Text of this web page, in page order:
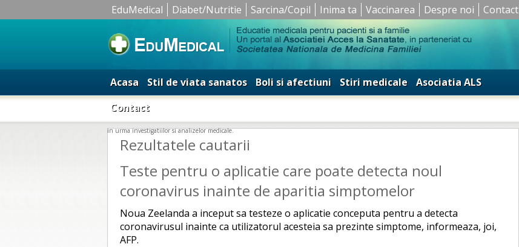
EduMedical Diabet/Nutritie Sarcina/Copil Inima ta Vaccinarea Despre noi Contact
Acasa Stil de viata sanatos Boli si afectiuni Stiri medicale
Asociatia ALS
Contact
in urma investigatiilor si analizelor medicale.
Rezultatele cautarii
Teste pentru o aplicatie care poate detecta noul
coronavirus inainte de aparitia simptomelor
Noua Zeelanda a inceput sa testeze o aplicatie conceputa pentru a detecta
coronavirusul inainte ca utilizatorul acesteia sa prezinte simptome, informeaza, joi,
AFP.